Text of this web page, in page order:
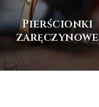
Pierścionki
zaręczynowe